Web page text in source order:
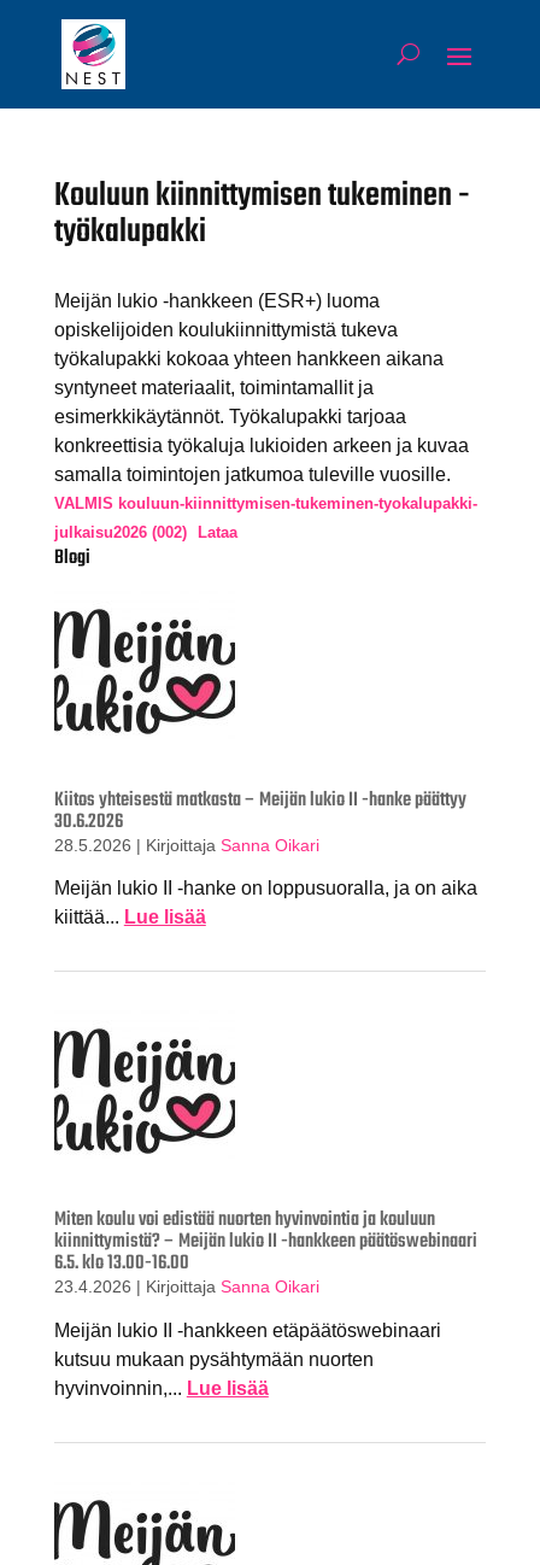
Kouluun kiinnittymisen tukeminen -
työkalupakki
Meijän lukio -hankkeen (ESR+) luoma
opiskelijoiden koulukiinnittymistä tukeva
työkalupakki kokoaa yhteen hankkeen aikana
syntyneet materiaalit, toimintamallit ja
esimerkkikäytännöt. Työkalupakki tarjoaa
konkreettisia työkaluja lukioiden arkeen ja kuvaa
samalla toimintojen jatkumoa tuleville vuosille.
VALMIS kouluun-kiinnittymisen-tukeminen-tyokalupakki-
julkaisu2026 (002)
Lataa
Blogi
Kiitos yhteisestä matkasta – Meijän lukio II -hanke päättyy
30.6.2026
28.5.2026 | Kirjoittaja Sanna Oikari
Meijän lukio II -hanke on loppusuoralla, ja on aika
kiittää... Lue lisää
Miten koulu voi edistää nuorten hyvinvointia ja kouluun
kiinnittymistä? – Meijän lukio II -hankkeen päätöswebinaari
6.5. klo 13.00-16.00
23.4.2026 | Kirjoittaja Sanna Oikari
Meijän lukio II -hankkeen etäpäätöswebinaari
kutsuu mukaan pysähtymään nuorten
hyvinvoinnin,... Lue lisää